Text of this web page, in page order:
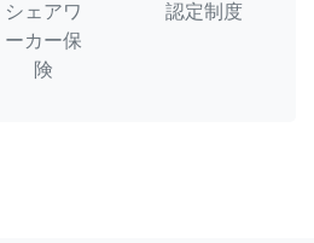
シェアワ
ーカー保
険
認定制度